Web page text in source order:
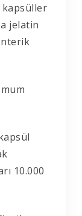
jelatin
10.000